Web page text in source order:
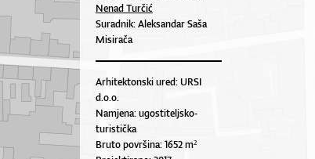
Nenad Turčić
Suradnik: Aleksandar Saša
Misirača
Arhitektonski ured: URSI
d.o.o.
Namjena: ugostiteljsko-
turistička
Bruto površina: 1652 m²